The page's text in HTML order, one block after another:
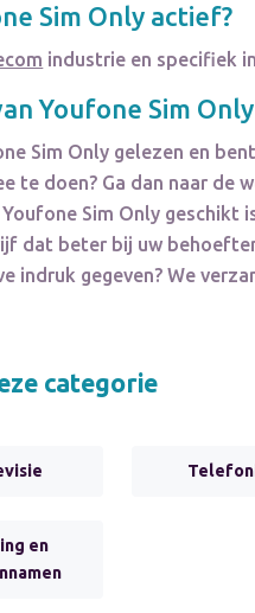
Sim Only actief?
industrie en specifiek
Youfone Sim Only
Sim Only gelezen en
te doen? Ga dan naar de
Youfone Sim Only geschikt
dat beter bij uw
indruk gegeven? We
categorie
en